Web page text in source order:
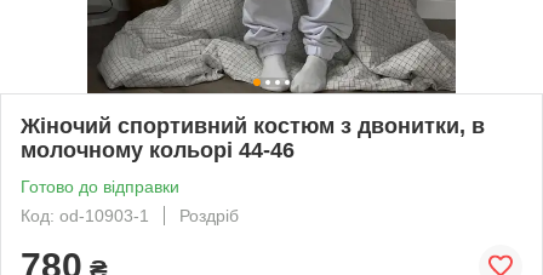
Жіночий спортивний костюм з двонитки, в
молочному кольорі 44-46
Готово до відправки
Код: od-10903-1
Роздріб
780